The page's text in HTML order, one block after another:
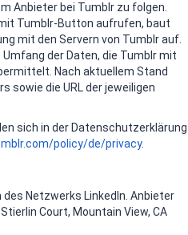
Anbieter bei Tumblr zu folgen.
Tumblr-Button aufrufen, baut
mit den Servern von Tumblr auf.
der Daten, die Tumblr mit
Nach aktuellem Stand
sowie die URL der jeweiligen
sich in der Datenschutzerklärung
policy/de/privacy.
Netzwerks LinkedIn. Anbieter
Court, Mountain View, CA